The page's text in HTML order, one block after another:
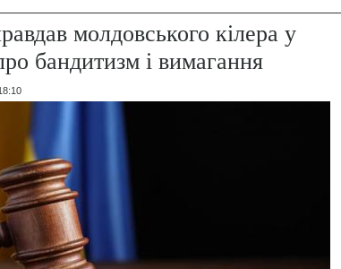
молдовського кілера у
бандитизм і вимагання